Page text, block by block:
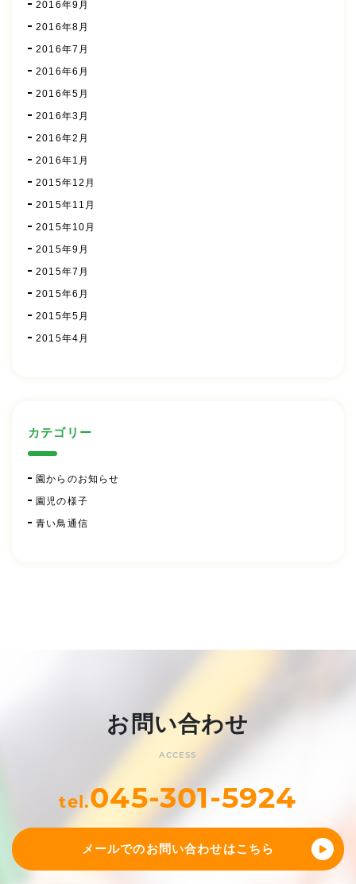
2016年9月
2016年8月
2016年7月
2016年6月
2016年5月
2016年3月
2016年2月
2016年1月
2015年12月
2015年11月
2015年10月
2015年9月
2015年7月
2015年6月
2015年5月
2015年4月
カテゴリー
園からのお知らせ
園児の様子
青い鳥通信
お問い合わせ
ACCESS
tel.045-301-5924
メールでのお問い合わせはこちら